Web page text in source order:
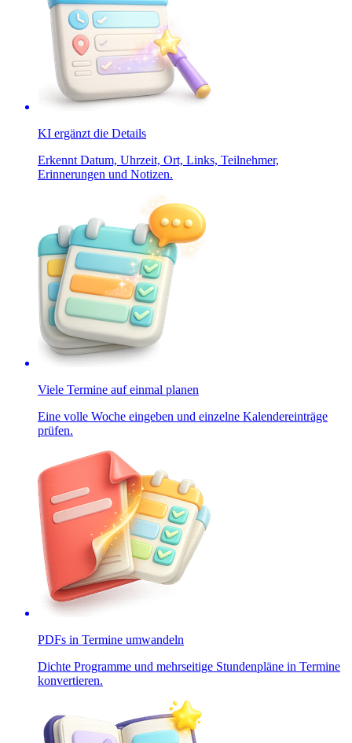
KI ergänzt die Details
Erkennt Datum, Uhrzeit, Ort, Links, Teilnehmer,
Erinnerungen und Notizen.
Viele Termine auf einmal planen
Eine volle Woche eingeben und einzelne Kalendereinträge
prüfen.
PDFs in Termine umwandeln
Dichte Programme und mehrseitige Stundenpläne in Termine
konvertieren.